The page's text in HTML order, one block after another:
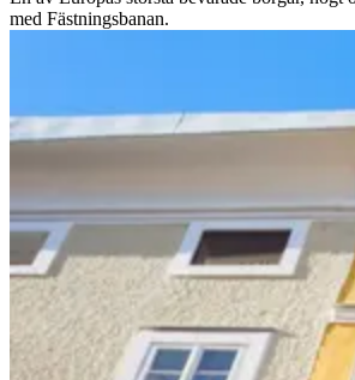
med Fästningsbanan.